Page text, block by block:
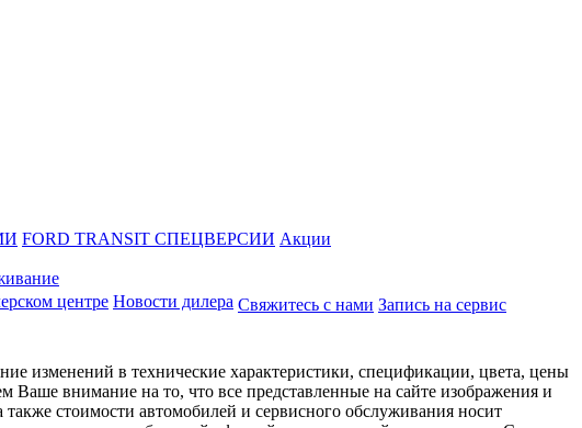
FORD TRANSIT СПЕЦВЕРСИИ Акции
центре Новости дилера Свяжитесь с нами Запись на сервис
изменений в технические характеристики, спецификации, цвета, цены
внимание на то, что все представленные на сайте изображения и
стоимости автомобилей и сервисного обслуживания носит